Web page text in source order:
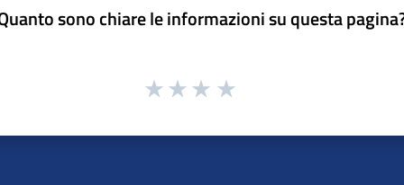
sono chiare le informazioni su questa